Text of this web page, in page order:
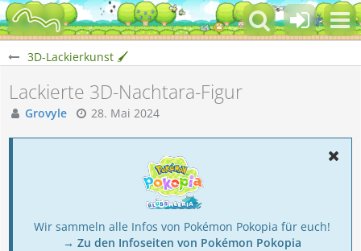
3D-Lackierkunst 🖌️
Lackierte 3D-Nachtara-Figur
Grovyle 28. Mai 2024
Wir sammeln alle Infos von Pokémon Pokopia für euch!
→ Zu den Infoseiten von Pokémon Pokopia